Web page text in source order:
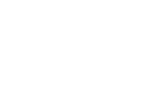
。
ようお願いしま
社の共同利用者
ない年数を意
、取り引きをい
ムロン制御